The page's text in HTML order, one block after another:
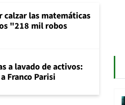
calzar las matemáticas
"218 mil robos
a lavado de activos:
Franco Parisi